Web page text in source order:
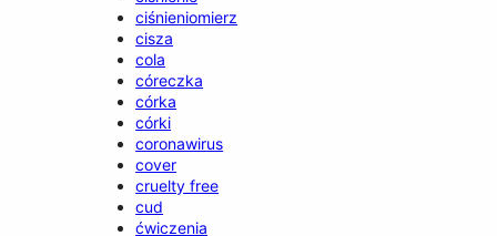
ciśnieniomierz
cisza
cola
córeczka
córka
córki
coronawirus
cover
cruelty free
cud
ćwiczenia